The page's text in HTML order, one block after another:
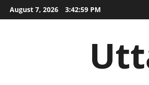
Skip
to
August 7, 2026 3:43:00 PM